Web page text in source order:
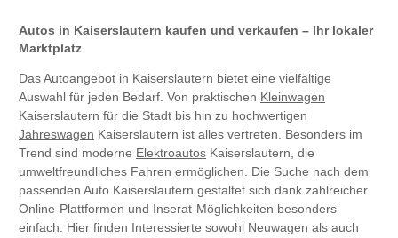
Autos in Kaiserslautern kaufen und verkaufen – Ihr lokaler
Marktplatz
Das Autoangebot in Kaiserslautern bietet eine vielfältige
Auswahl für jeden Bedarf. Von praktischen Kleinwagen
Kaiserslautern für die Stadt bis hin zu hochwertigen
Jahreswagen Kaiserslautern ist alles vertreten. Besonders im
Trend sind moderne Elektroautos Kaiserslautern, die
umweltfreundliches Fahren ermöglichen. Die Suche nach dem
passenden Auto Kaiserslautern gestaltet sich dank zahlreicher
Online-Plattformen und Inserat-Möglichkeiten besonders
einfach. Hier finden Interessierte sowohl Neuwagen als auch